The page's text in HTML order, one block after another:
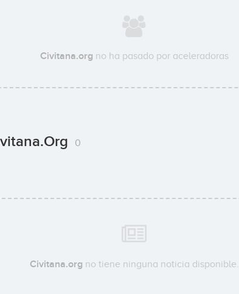
Civitana.org no ha pasado por aceleradoras
0
Civitana.org no tiene ninguna noticia disponible.